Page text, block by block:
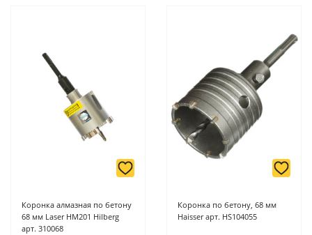
Коронка алмазная по бетону
68 мм Laser HM201 Hilberg
арт. 310068
Коронка по бетону, 68 мм
Haisser арт. HS104055